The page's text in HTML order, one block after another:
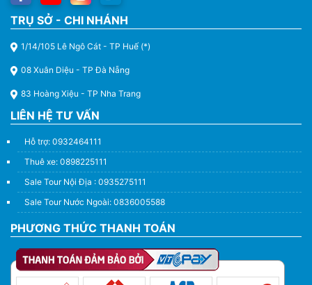
TRỤ SỞ - CHI NHÁNH
1/14/105 Lê Ngô Cát - TP Huế (*)
08 Xuân Diệu - TP Đà Nẵng
83 Hoàng Xiệu - TP Nha Trang
LIÊN HỆ TƯ VẤN
Hỗ trợ: 0932464111
Thuê xe: 0898225111
Sale Tour Nội Địa : 0935275111
Sale Tour Nước Ngoài: 0836005588
PHƯƠNG THỨC THANH TOÁN